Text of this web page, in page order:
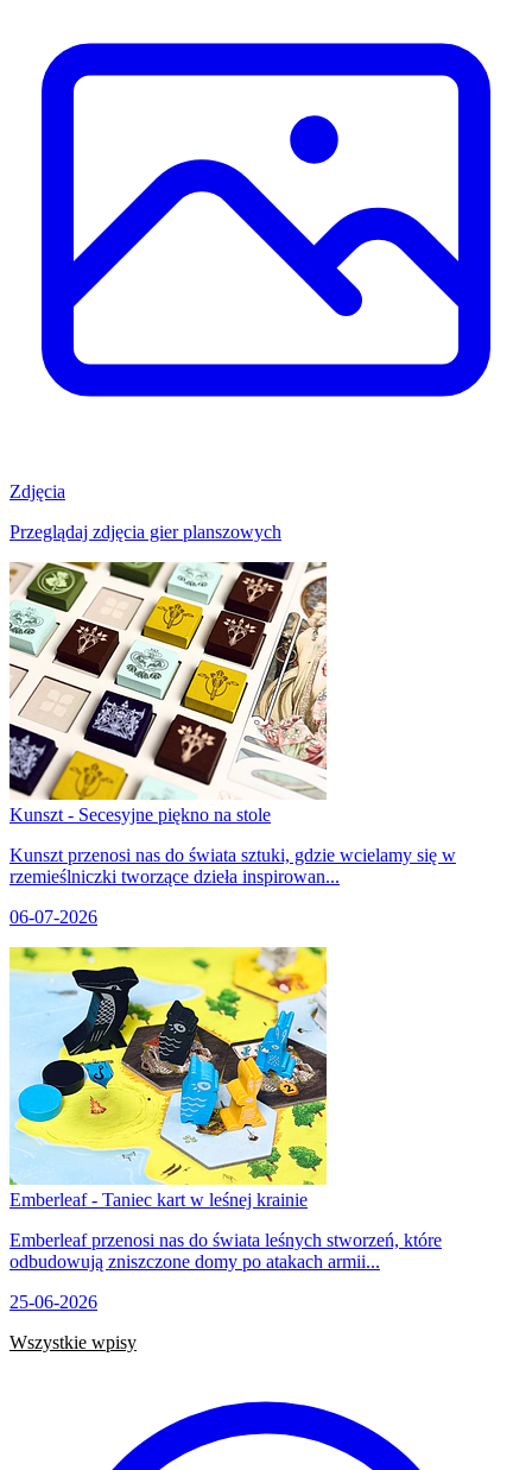
Zdjęcia
Przeglądaj zdjęcia gier planszowych
Kunszt - Secesyjne piękno na stole
Kunszt przenosi nas do świata sztuki, gdzie wcielamy się w
rzemieślniczki tworzące dzieła inspirowan...
06-07-2026
Emberleaf - Taniec kart w leśnej krainie
Emberleaf przenosi nas do świata leśnych stworzeń, które
odbudowują zniszczone domy po atakach armii...
25-06-2026
Wszystkie wpisy